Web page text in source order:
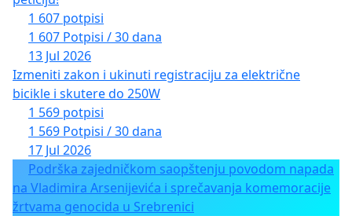
1 607 potpisi
1 607 Potpisi / 30 dana
13 Jul 2026
Izmeniti zakon i ukinuti registraciju za električne
bicikle i skutere do 250W
1 569 potpisi
1 569 Potpisi / 30 dana
17 Jul 2026
Podrška zajedničkom saopštenju povodom napada
na Vladimira Arsenijevića i sprečavanja komemoracije
žrtvama genocida u Srebrenici